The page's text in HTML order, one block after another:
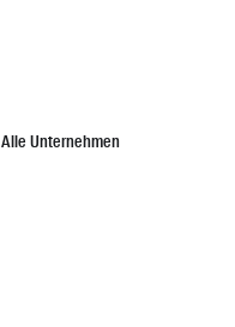
Alle Unternehmen